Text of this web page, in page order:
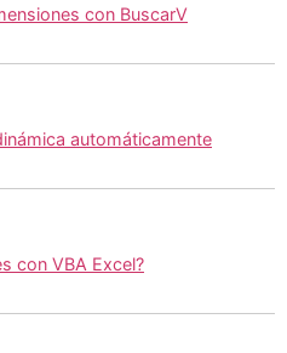
con BuscarV
automáticamente
con VBA Excel?